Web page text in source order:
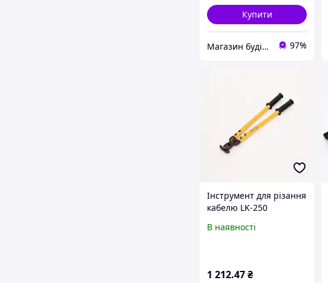
Купити
Магазин будівельних матеріалів "БУДУЄМО РАЗОМ" 97%
Інструмент для різання
кабелю LK-250
В наявності
1 212.47₴